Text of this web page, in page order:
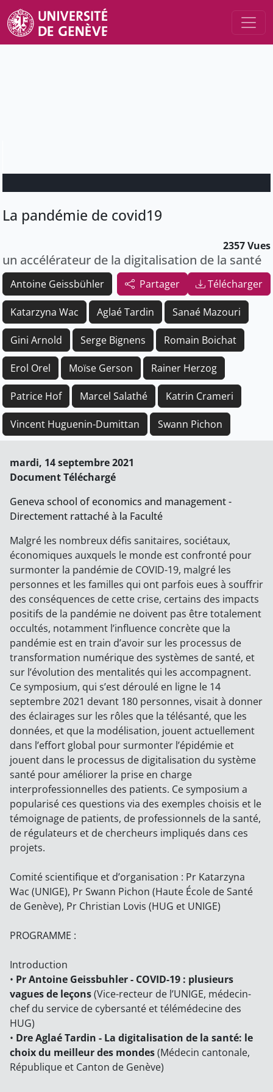
La pandémie de covid19
2357 Vues
un accélérateur de la digitalisation de la santé
Partager Télécharger
Antoine Geissbühler
Katarzyna Wac Aglaé Tardin Sanaé Mazouri
Gini Arnold Serge Bignens Romain Boichat
Erol Orel Moïse Gerson Rainer Herzog
Patrice Hof Marcel Salathé Katrin Crameri
Vincent Huguenin-Dumittan Swann Pichon
mardi, 14 septembre 2021
Document Téléchargé
Geneva school of economics and management -
Directement rattaché à la Faculté
Malgré les nombreux défis sanitaires, sociétaux,
économiques auxquels le monde est confronté pour
surmonter la pandémie de COVID-19, malgré les
personnes et les familles qui ont parfois eues à souffrir
des conséquences de cette crise, certains des impacts
positifs de la pandémie ne doivent pas être totalement
occultés, notamment l’influence concrète que la
pandémie est en train d’avoir sur les processus de
transformation numérique des systèmes de santé, et
sur l’évolution des mentalités qui les accompagnent.
Ce symposium, qui s’est déroulé en ligne le 14
septembre 2021 devant 180 personnes, visait à donner
des éclairages sur les rôles que la télésanté, que les
données, et que la modélisation, jouent actuellement
dans l’effort global pour surmonter l’épidémie et
jouent dans le processus de digitalisation du système
santé pour améliorer la prise en charge
interprofessionnelles des patients. Ce symposium a
popularisé ces questions via des exemples choisis et le
témoignage de patients, de professionnels de la santé,
de régulateurs et de chercheurs impliqués dans ces
projets.
Comité scientifique et d’organisation : Pr Katarzyna
Wac (UNIGE), Pr Swann Pichon (Haute École de Santé
de Genève), Pr Christian Lovis (HUG et UNIGE)
PROGRAMME :
Introduction
• Pr Antoine Geissbuhler - COVID-19 : plusieurs
vagues de leçons(Vice-recteur de l’UNIGE, médecin-
chef du service de cybersanté et télémédecine des
HUG)
• Dre Aglaé Tardin - La digitalisation de la santé: le
choix du meilleur des mondes(Médecin cantonale,
République et Canton de Genève)